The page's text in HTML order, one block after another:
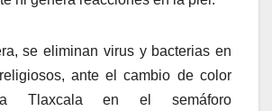
se eliminan virus y bacterias en
ante el cambio de color
Tlaxcala en el semáforo